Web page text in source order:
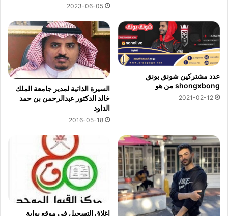
2023-06-05
عدد مشتركين شونق بونق
shongxbong من هو
2021-02-12
السيرة الذاتية لمدير جامعة الملك
خالد الدكتور عبدالرحمن بن حمد
الداود
2016-05-18
إغلاق التسجيل في موقع بوابة